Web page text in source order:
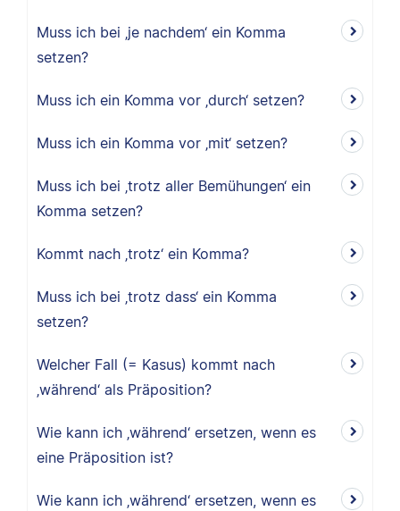
Muss ich bei ‚je nachdem‘ ein Komma
setzen?
Muss ich ein Komma vor ‚durch‘ setzen?
Muss ich ein Komma vor ‚mit‘ setzen?
Muss ich bei ‚trotz aller Bemühungen‘ ein
Komma setzen?
Kommt nach ‚trotz‘ ein Komma?
Muss ich bei ‚trotz dass‘ ein Komma
setzen?
Welcher Fall (= Kasus) kommt nach
‚während‘ als Präposition?
Wie kann ich ‚während‘ ersetzen, wenn es
eine Präposition ist?
Wie kann ich ‚während‘ ersetzen, wenn es